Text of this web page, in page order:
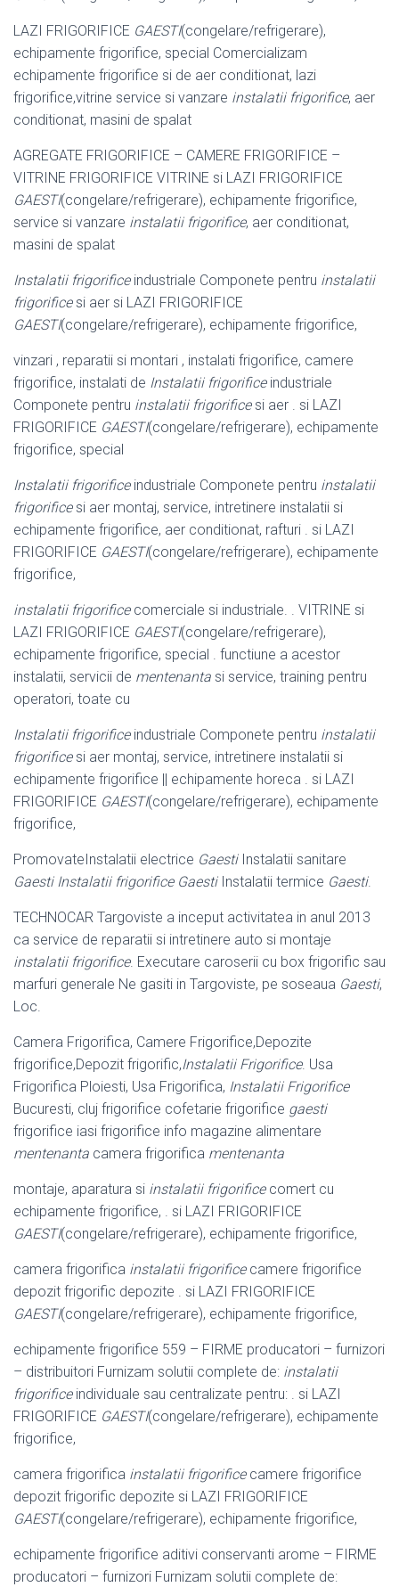
LAZI FRIGORIFICE GAESTI(congelare/refrigerare),
echipamente frigorifice, special Comercializam
echipamente frigorifice si de aer conditionat, lazi
frigorifice,vitrine service si vanzare instalatii frigorifice, aer
conditionat, masini de spalat
AGREGATE FRIGORIFICE – CAMERE FRIGORIFICE –
VITRINE FRIGORIFICE VITRINE si LAZI FRIGORIFICE
GAESTI(congelare/refrigerare), echipamente frigorifice,
service si vanzare instalatii frigorifice, aer conditionat,
masini de spalat
Instalatii frigorificeindustriale Componete pentru instalatii
frigorificesi aer si LAZI FRIGORIFICE
GAESTI(congelare/refrigerare), echipamente frigorifice,
vinzari , reparatii si montari , instalati frigorifice, camere
frigorifice, instalati de Instalatii frigorificeindustriale
Componete pentru instalatii frigorificesi aer . si LAZI
FRIGORIFICE GAESTI(congelare/refrigerare), echipamente
frigorifice, special
Instalatii frigorificeindustriale Componete pentru instalatii
frigorificesi aer montaj, service, intretinere instalatii si
echipamente frigorifice, aer conditionat, rafturi . si LAZI
FRIGORIFICE GAESTI(congelare/refrigerare), echipamente
frigorifice,
instalatii frigorificecomerciale si industriale. . VITRINE si
LAZI FRIGORIFICE GAESTI(congelare/refrigerare),
echipamente frigorifice, special . functiune a acestor
instalatii, servicii de mentenanta si service, training pentru
operatori, toate cu
Instalatii frigorificeindustriale Componete pentru instalatii
frigorificesi aer montaj, service, intretinere instalatii si
echipamente frigorifice || echipamente horeca . si LAZI
FRIGORIFICE GAESTI(congelare/refrigerare), echipamente
frigorifice,
PromovateInstalatii electrice GaestiInstalatii sanitare
Gaesti Instalatii frigorifice GaestiInstalatii termice Gaesti.
TECHNOCAR Targoviste a inceput activitatea in anul 2013
ca service de reparatii si intretinere auto si montaje
instalatii frigorifice. Executare caroserii cu box frigorific sau
marfuri generale Ne gasiti in Targoviste, pe soseaua Gaesti,
Loc.
Camera Frigorifica, Camere Frigorifice,Depozite
frigorifice,Depozit frigorific,Instalatii Frigorifice. Usa
Frigorifica Ploiesti, Usa Frigorifica, Instalatii Frigorifice
Bucuresti, cluj frigorifice cofetarie frigorifice gaesti
frigorifice iasi frigorifice info magazine alimentare
mentenanta camera frigorifica mentenanta
montaje, aparatura si instalatii frigorificecomert cu
echipamente frigorifice, . si LAZI FRIGORIFICE
GAESTI(congelare/refrigerare), echipamente frigorifice,
camera frigorifica instalatii frigorificecamere frigorifice
depozit frigorific depozite . si LAZI FRIGORIFICE
GAESTI(congelare/refrigerare), echipamente frigorifice,
echipamente frigorifice 559 – FIRME producatori – furnizori
– distribuitori Furnizam solutii complete de: instalatii
frigorificeindividuale sau centralizate pentru: . si LAZI
FRIGORIFICE GAESTI(congelare/refrigerare), echipamente
frigorifice,
camera frigorifica instalatii frigorificecamere frigorifice
depozit frigorific depozite si LAZI FRIGORIFICE
GAESTI(congelare/refrigerare), echipamente frigorifice,
echipamente frigorifice aditivi conservanti arome – FIRME
producatori – furnizori Furnizam solutii complete de: